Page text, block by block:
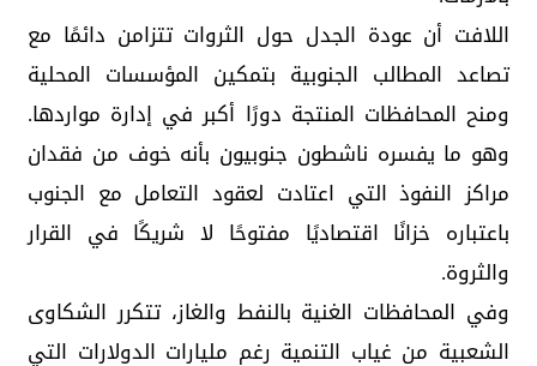
اللافت أن عودة الجدل حول الثروات تتزامن دائمًا مع
تصاعد المطالب الجنوبية بتمكين المؤسسات المحلية
ومنح المحافظات المنتجة دورًا أكبر في إدارة مواردها.
وهو ما يفسره ناشطون جنوبيون بأنه خوف من فقدان
مراكز النفوذ التي اعتادت لعقود التعامل مع الجنوب
باعتباره خزانًا اقتصاديًا مفتوحًا لا شريكًا في القرار
والثروة.
وفي المحافظات الغنية بالنفط والغاز، تتكرر الشكاوى
الشعبية من غياب التنمية رغم مليارات الدولارات التي